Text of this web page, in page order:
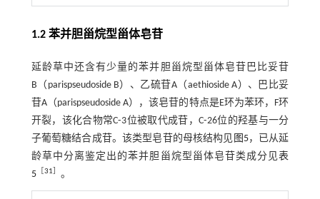
1.2 苯并胆甾烷型甾体皂苷
延龄草中还含有少量的苯并胆甾烷型甾体皂苷巴比妥苷
B（parispseudoside B）、乙硫苷A（aethioside A）、巴比妥
苷A（parispseudoside A），该皂苷的特点是E环为苯环，F环
开裂，该化合物常C⁃3位被取代成苷，C⁃26位的羟基与一分
子葡萄糖结合成苷。该类型皂苷的母核结构见 图5，已从延
龄草中分离鉴定出的苯并胆甾烷型甾体皂苷类成分见表
5
31 。